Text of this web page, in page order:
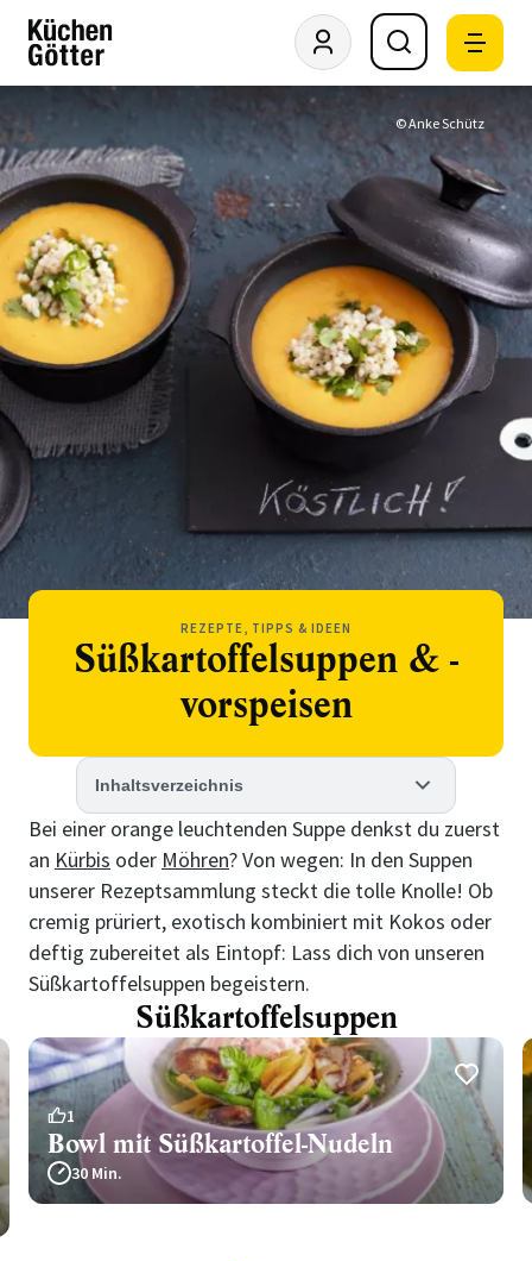
© Anke Schütz
REZEPTE, TIPPS & IDEEN
Süßkartoffelsuppen & -
vorspeisen
Inhaltsverzeichnis
Bei einer orange leuchtenden Suppe denkst du zuerst
an Kürbis oder Möhren? Von wegen: In den Suppen
unserer Rezeptsammlung steckt die tolle Knolle! Ob
cremig prüriert, exotisch kombiniert mit Kokos oder
deftig zubereitet als Eintopf: Lass dich von unseren
Süßkartoffelsuppen begeistern.
Süßkartoffelsuppen
1
Bowl mit Süßkartoffel-Nudeln
30 Min.